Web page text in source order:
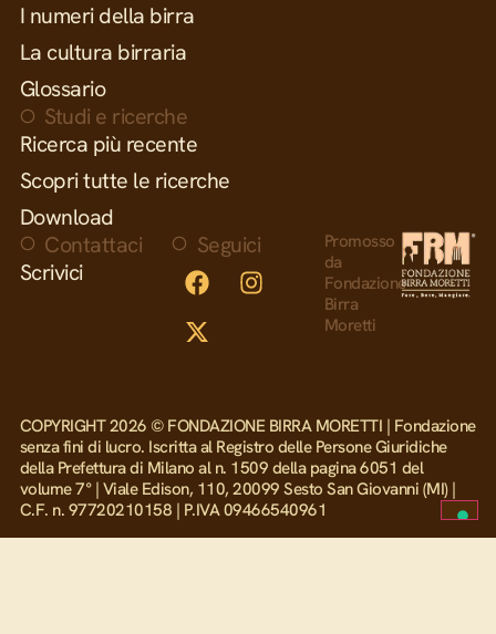
I numeri della birra
La cultura birraria
Glossario
Studi e ricerche
Ricerca più recente
Scopri tutte le ricerche
Download
Contattaci
Scrivici
Seguici
Promosso
da
Fondazione
Birra
Moretti
COPYRIGHT 2026 © FONDAZIONE BIRRA MORETTI | Fondazione
senza fini di lucro. Iscritta al Registro delle Persone Giuridiche
della Prefettura di Milano al n. 1509 della pagina 6051 del
volume 7° | Viale Edison, 110, 20099 Sesto San Giovanni (MI) |
C.F. n. 97720210158 | P.IVA 09466540961